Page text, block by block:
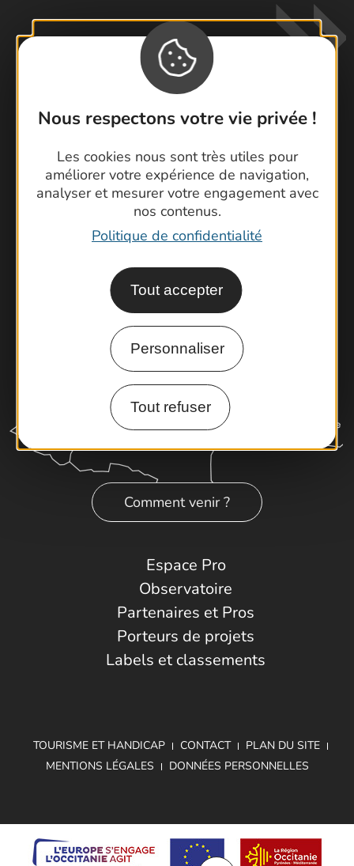
Nous respectons votre vie privée !
Les cookies nous sont très utiles pour
améliorer votre expérience de navigation,
analyser et mesurer votre engagement avec
nos contenus.
Politique de confidentialité
Tout accepter
Personnaliser
Tout refuser
Contactez-nous !
Foire aux questions
Brochures
Cartoguides et Topoguides
Latitude Gard
Comment venir ?
Espace Pro
Observatoire
Partenaires et Pros
Porteurs de projets
Labels et classements
TOURISME ET HANDICAP CONTACT
PLAN DU SITE
MENTIONS LÉGALES
DONNÉES PERSONNELLES